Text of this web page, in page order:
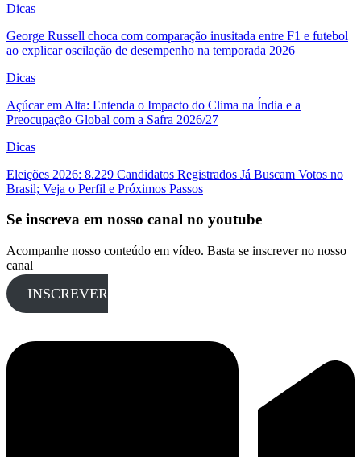
Dicas
George Russell choca com comparação inusitada entre F1 e futebol
ao explicar oscilação de desempenho na temporada 2026
Dicas
Açúcar em Alta: Entenda o Impacto do Clima na Índia e a
Preocupação Global com a Safra 2026/27
Dicas
Eleições 2026: 8.229 Candidatos Registrados Já Buscam Votos no
Brasil; Veja o Perfil e Próximos Passos
Se inscreva em nosso canal no youtube
Acompanhe nosso conteúdo em vídeo. Basta se inscrever no nosso
canal
INSCREVER